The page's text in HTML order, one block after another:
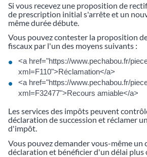
Si vous recevez une proposition de
de prescription initial s'arrête et un
même durée débute.
Vous pouvez contester la proposition
fiscaux par l'un des moyens suivants :
<a href="https://www.pechabou.fr/
xml=F110">Réclamation</a>
<a href="https://www.pechabou.fr/
xml=F32477">Recours amiable</a>
Les services des impôts peuvent
déclaration de succession et réclamer
d'impôt.
Vous pouvez demander vous-même un
déclaration et bénéficier d'un délai plus